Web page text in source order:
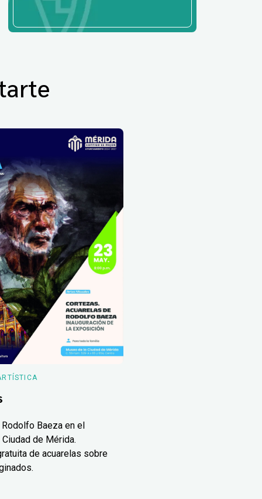
Baeza en el
de Mérida.
de acuarelas sobre